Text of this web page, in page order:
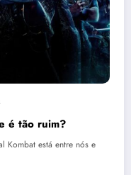
é tão ruim?
Kombat está entre nós e